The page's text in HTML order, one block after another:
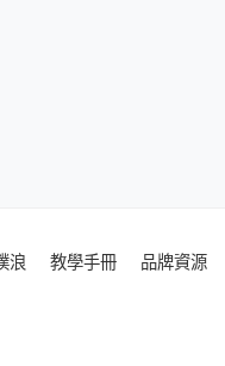
浪 教學手冊 品牌資源